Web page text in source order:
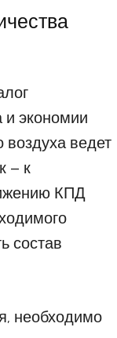
и экономии
воздуха ведет
– к
КПД
состав
необходимо